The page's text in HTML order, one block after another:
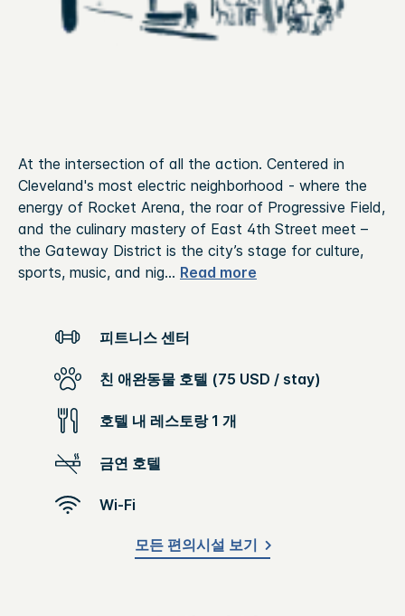
At the intersection of all the action. Centered in
Cleveland's most electric neighborhood - where the
energy of Rocket Arena, the roar of Progressive Field,
and the culinary mastery of East 4th Street meet –
the Gateway District is the city’s stage for culture,
sports, music, and nig... Read more
피트니스 센터
친 애완동물 호텔 (75 USD / stay)
호텔 내 레스토랑 1 개
금연 호텔
Wi-Fi
모든 편의시설 보기